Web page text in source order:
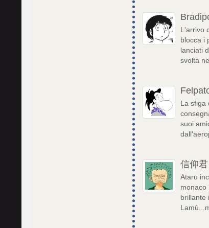
L'arrivo
blocca i
lanciati
svolta
La sfiga
suoi
信仰君
Ataru
monaco
brillante